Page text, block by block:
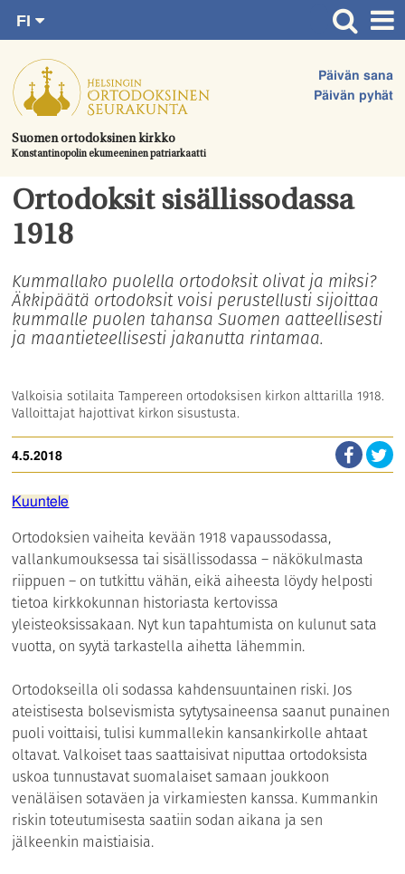
suoraan
sisältöön.
Suomen ortodoksinen kirkko
Konstantinopolin ekumeeninen patriarkaatti
Päivän sana
Päivän pyhät
FI
SV
EN
UA
Etusivu
Ajankohtaista
Juhlat & toimitukset
Kirkot
Apua & tukea
Hautausmaa
Yhteystiedot
Ortodoksit sisällissodassa
1918
Kummallako puolella ortodoksit olivat ja miksi?
Äkkipäätä ortodoksit voisi perustellusti sijoittaa
kummalle puolen tahansa Suomen aatteellisesti
ja maantieteellisesti jakanutta rintamaa.
Valkoisia sotilaita Tampereen ortodoksisen kirkon alttarilla 1918.
Valloittajat hajottivat kirkon sisustusta.
4.5.2018
Kuuntele
Ortodoksien vaiheita kevään 1918 vapaussodassa,
vallankumouksessa tai sisällissodassa – näkökulmasta
riippuen – on tutkittu vähän, eikä aiheesta löydy helposti
tietoa kirkkokunnan historiasta kertovissa
yleisteoksissakaan. Nyt kun tapahtumista on kulunut sata
vuotta, on syytä tarkastella aihetta lähemmin.
Ortodokseilla oli sodassa kahdensuuntainen riski. Jos
ateistisesta bolsevismista sytytysaineensa saanut punainen
puoli voittaisi, tulisi kummallekin kansankirkolle ahtaat
oltavat. Valkoiset taas saattaisivat niputtaa ortodoksista
uskoa tunnustavat suomalaiset samaan joukkoon
venäläisen sotaväen ja virkamiesten kanssa. Kummankin
riskin toteutumisesta saatiin sodan aikana ja sen
jälkeenkin maistiaisia.